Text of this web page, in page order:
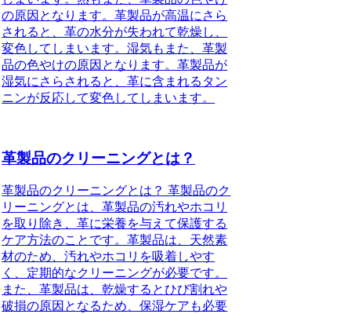
の原因となります。革製品が高温にさら
されると、革の水分が失われて乾燥し、
変色してしまいます。湿気もまた、革製
品の色やけの原因となります。革製品が
湿気にさらされると、革に含まれるタン
ニンが反応して変色してしまいます。
革製品のクリーニングとは？
革製品のクリーニングとは？ 革製品のク
リーニングとは、革製品の汚れやホコリ
を取り除き、革に栄養を与えて保護する
ケア方法のことです。革製品は、天然素
材のため、汚れやホコリを吸着しやす
く、定期的なクリーニングが必要です。
また、革製品は、乾燥するとひび割れや
破損の原因となるため、保湿ケアも必要